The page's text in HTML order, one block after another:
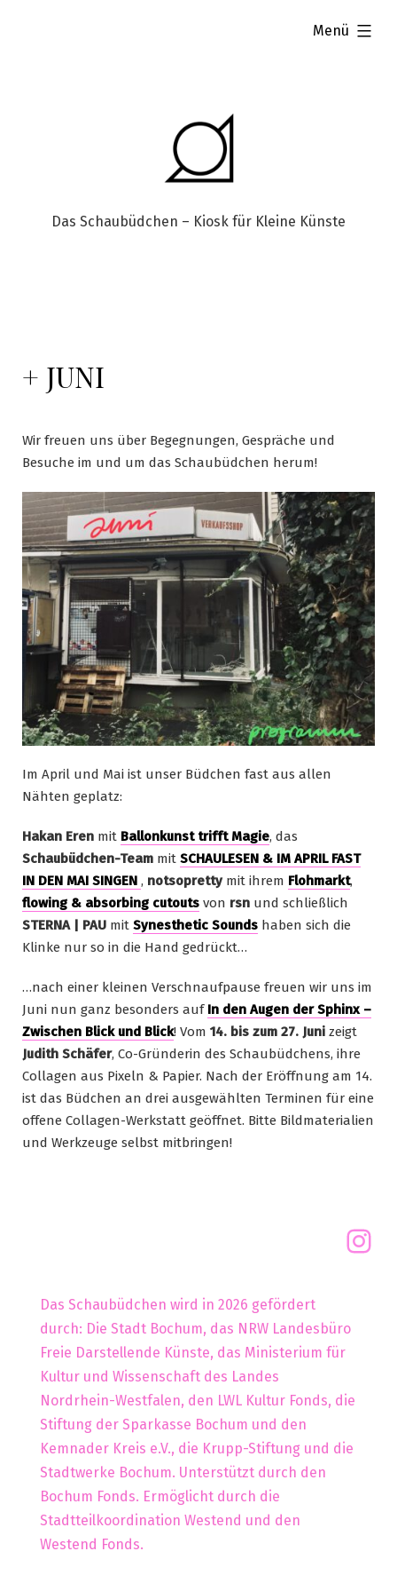
Das Schaubüdchen – Kiosk für Kleine Künste
Menü
aufgeklappt
+ JUNI
Wir freuen uns über Begegnungen, Gespräche und
Besuche im und um das Schaubüdchen herum!
Im April und Mai ist unser Büdchen fast aus allen
Nähten geplatz:
Hakan Eren mit Ballonkunst trifft Magie, das
Schaubüdchen-Team mit SCHAULESEN & IM APRIL FAST
IN DEN MAI SINGEN , notsoprettymit ihrem Flohmarkt,
flowing & absorbing cutouts von rsn und schließlich
STERNA | PAU mit Synesthetic Sounds haben sich die
Klinke nur so in die Hand gedrückt…
…nach einer kleinen Verschnaufpause freuen wir uns im
Juni nun ganz besonders auf In den Augen der Sphinx –
Zwischen Blick und Blick! Vom 14. bis zum 27. Juni zeigt
Judith Schäfer, Co-Gründerin des Schaubüdchens, ihre
Collagen aus Pixeln & Papier. Nach der Eröffnung am 14.
ist das Büdchen an drei ausgewählten Terminen für eine
offene Collagen-Werkstatt geöffnet. Bitte Bildmaterialien
und Werkzeuge selbst mitbringen!
Das Schaubüdchen wird in 2026 gefördert
durch: Die Stadt Bochum, das NRW Landesbüro
Freie Darstellende Künste, das Ministerium für
Kultur und Wissenschaft des Landes
Nordrhein-Westfalen, den LWL Kultur Fonds, die
Stiftung der Sparkasse Bochum und den
Kemnader Kreis e.V., die Krupp-Stiftung und die
Stadtwerke Bochum. Unterstützt durch den
Bochum Fonds. Ermöglicht durch die
Stadtteilkoordination Westend und den
Westend Fonds.